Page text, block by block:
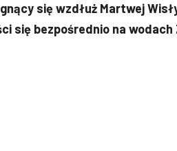
się wzdłuż Martwej
się bezpośrednio na wodach